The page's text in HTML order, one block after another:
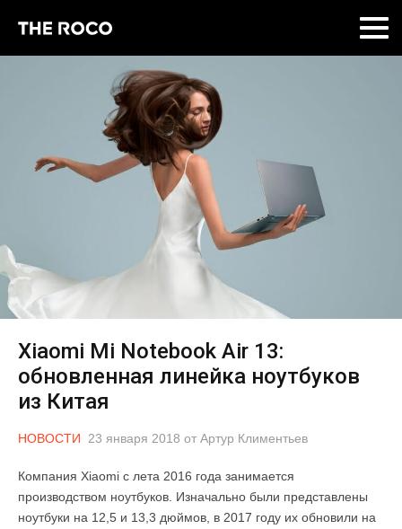
Xiaomi Mi Notebook Air 13:
обновленная линейка ноутбуков
из Китая
НОВОСТИ 23 января 2018 от Артур Климентьев
Компания Xiaomi с лета 2016 года занимается
производством ноутбуков. Изначально были представлены
ноутбуки на 12,5 и 13,3 дюймов, в 2017 году их обновили на